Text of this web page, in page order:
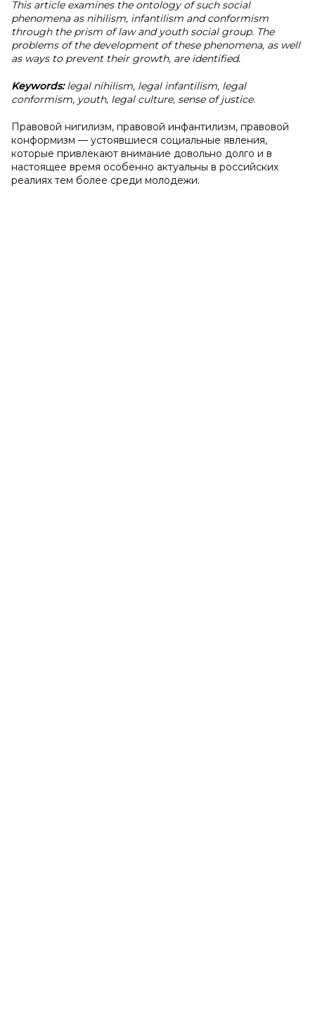
This article examines the ontology of such social
phenomena as nihilism, infantilism and conformism
through the prism of law and youth social group. The
problems of the development of these phenomena, as well
as ways to prevent their growth, are identified.
Keywords:legal nihilism, legal infantilism, legal
conformism, youth, legal culture, sense of justice.
Правовой нигилизм, правовой инфантилизм, правовой
конформизм — устоявшиеся социальные явления,
которые привлекают внимание довольно долго и в
настоящее время особенно актуальны в российских
реалиях тем более среди молодежи.